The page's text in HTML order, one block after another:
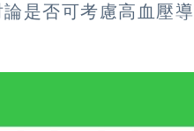
是否可考慮高血壓